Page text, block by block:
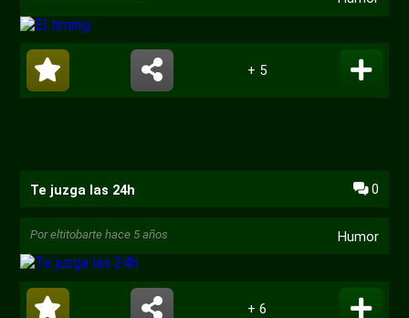
+ 5
Te juzga las 24h 0
Poreltitobarte hace 5 años Humor
+ 6